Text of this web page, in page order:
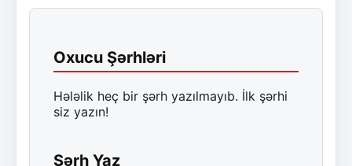
Oxucu Şərhləri
Hələlik heç bir şərh yazılmayıb. İlk şərhi
siz yazın!
Şərh Yaz